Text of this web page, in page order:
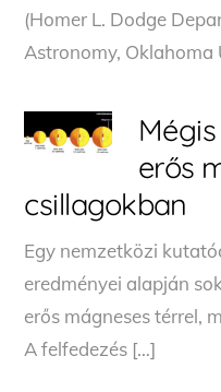
(Homer L. Dodge
Astronomy,
erős
csillagokban
Egy nemzetközi
eredményei alapján
erős mágneses térrel,
A felfedezés […]